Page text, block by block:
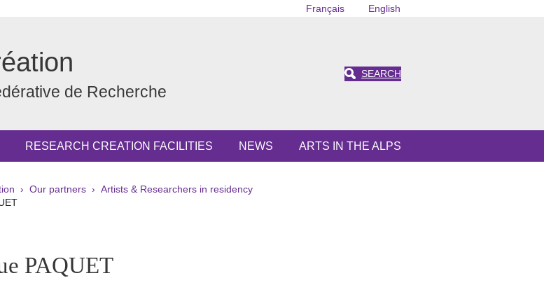
Français English
de Recherche
SEARCH
RESEARCH CREATION FACILITIES NEWS ARTS IN THE ALPS
Our partners
Artists & Researchers in residency
PAQUET